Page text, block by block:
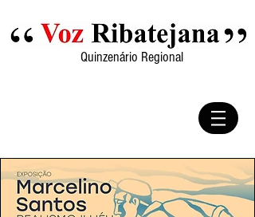
Quinzenário Regional